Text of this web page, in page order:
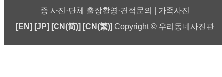
증 사진·단체 출장촬영·견적문의
가족사진
[EN] [JP] [CN(简)] [CN(繁)] Copyright © 우리동네사진관